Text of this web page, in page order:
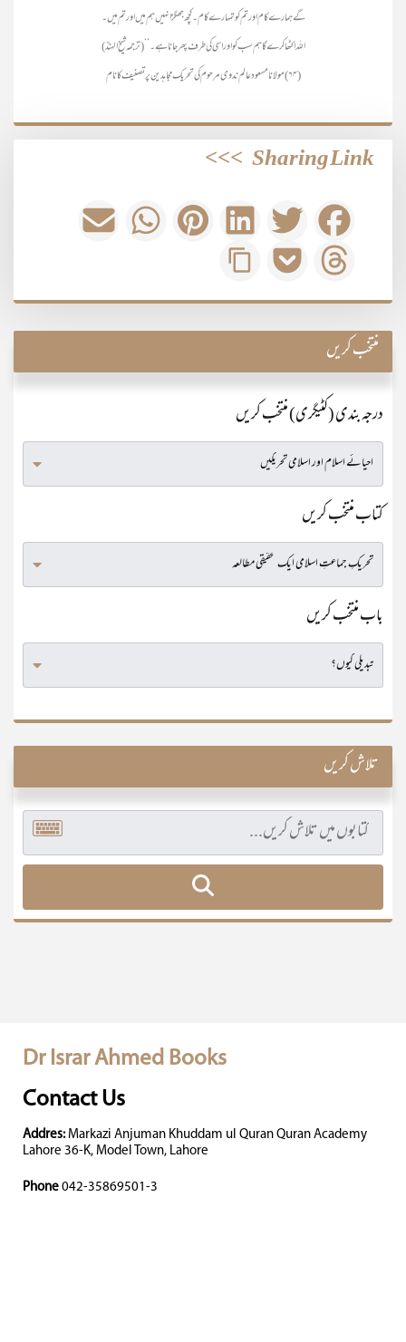
گے ہمارے کام اور تم کو تمہارے کام۔ کچھ جھگڑا نہیں ہم میں اور تم میں۔
اللہ اکٹھا کرے گا ہم سب کو اور اسی کی طرف پھر جانا ہے۔‘‘(ترجمہ شیخ الہندؒ)
(۶۴) مولانا مسعود عالم ندوی مرحوم کی تحریک مجاہدین پر تصنیف کا نام
Sharing Link
>>>
منتخب کریں
درجہ بندی (کٹیگری) منتخب کریں
کتاب منتخب کریں
باب منتخب کریں
تلاش کریں
Dr Israr Ahmed Books
Contact Us
Addres: Markazi Anjuman Khuddam ul Quran Quran Academy
Lahore 36-K, Model Town, Lahore
Phone 042-35869501-3